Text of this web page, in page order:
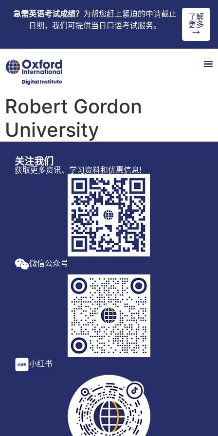
急需英语考试成绩？ 为帮您赶上紧迫的申请截止
日期，我们可提供当日口语考试服务。
了解
更多
→
Robert Gordon
University
关注我们
获取更多资讯、学习资料和优惠信息!
微信公众号
小红书